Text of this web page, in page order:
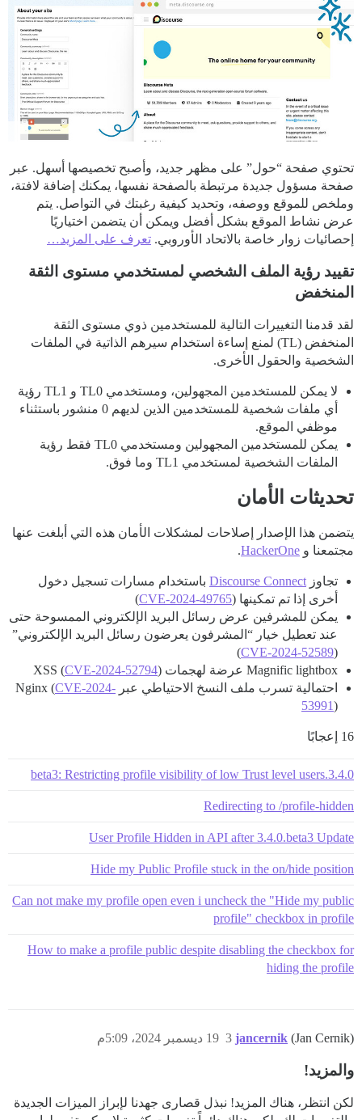
تحتوي صفحة “حول” على مظهر جديد، وأصبح تخصيصها أسهل. عبر
صفحة مسؤول جديدة مرتبطة بالصفحة نفسها، يمكنك إضافة لافتة،
وملخص للموقع ووصفه، وتحديد كيفية رغبتك في التواصل. يتم
عرض نشاط الموقع بشكل أفضل ويمكن أن يتضمن اختياريًا
إحصائيات زوار خاصة بالاتحاد الأوروبي. تعرف على المزيد…
تقييد رؤية الملف الشخصي لمستخدمي مستوى الثقة
المنخفض
لقد قدمنا التغييرات التالية للمستخدمين ذوي مستوى الثقة
المنخفض (TL) لمنع إساءة استخدام سيرهم الذاتية في الملفات
الشخصية والحقول الأخرى.
لا يمكن للمستخدمين المجهولين، ومستخدمي TL0 و TL1 رؤية
أي ملفات شخصية للمستخدمين الذين لديهم 0 منشور باستثناء
موظفي الموقع.
يمكن للمستخدمين المجهولين ومستخدمي TL0 فقط رؤية
الملفات الشخصية لمستخدمي TL1 وما فوق.
تحديثات الأمان
يتضمن هذا الإصدار إصلاحات لمشكلات الأمان هذه التي أبلغت عنها
مجتمعنا و HackerOne
.
تجاوز Discourse Connect باستخدام مسارات تسجيل دخول
أخرى إذا تم تمكينها (CVE-2024-49765
)
يمكن للمشرفين عرض رسائل البريد الإلكتروني الممسوحة حتى
عند تعطيل خيار “المشرفون يعرضون رسائل البريد الإلكتروني”
(
CVE-2024-52589
)
Magnific lightbox عرضة لهجمات XSS (
CVE-2024-52794)
احتمالية تسرب ملف النسخ الاحتياطي عبر Nginx ( CVE-2024-
53991)
16 إعجابًا
3.4.0.beta3: Restricting profile visibility of low Trust level users
Redirecting to /profile-hidden
User Profile Hidden in API after 3.4.0.beta3 Update
Hide my Public Profile stuck in the on/hide position
Can not make my profile open even i uncheck the "Hide my public
profile" checkbox in profile
How to make a profile public despite disabling the checkbox for
hiding the profile
jancernik (Jan Cernik) 19 ديسمبر 2024، 5:09م 3
والمزيد!
لكن انتظر، هناك المزيد! نبذل قصارى جهدنا لإبراز الميزات الجديدة